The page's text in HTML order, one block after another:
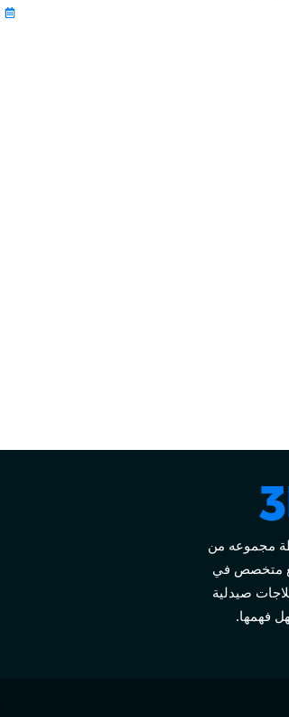
مجموعه من
متخصص في
صيدلية
فهمها.